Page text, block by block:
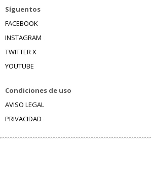
Síguentos
FACEBOOK
INSTAGRAM
TWITTER X
YOUTUBE
Condiciones de uso
AVISO LEGAL
PRIVACIDAD